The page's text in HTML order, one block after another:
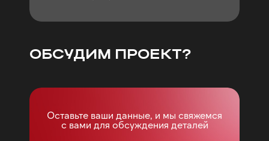
ОБСУДИМ ПРОЕКТ?
Оставьте ваши данные, и мы свяжемся
с вами для обсуждения деталей